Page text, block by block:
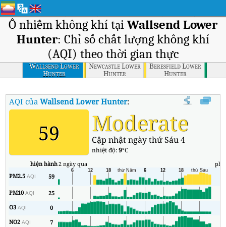
Ô nhiễm không khí tại Wallsend Lower
Hunter: Chỉ số chất lượng không khí
(AQI) theo thời gian thực
Wallsend Lower
Hunter
Newcastle Lower
Hunter
Beresfield Lower
Hunter
AQI củaWallsend Lower Hunter: Chỉ số chất lượng không khí
59 Moderate
Cập nhật ngày thứ Sáu 4
nhiệt độ:9°C
hiện hành2 ngày qua
PM2.5AQI 59
PM10AQI 25
O3AQI 0
NO2AQI 7